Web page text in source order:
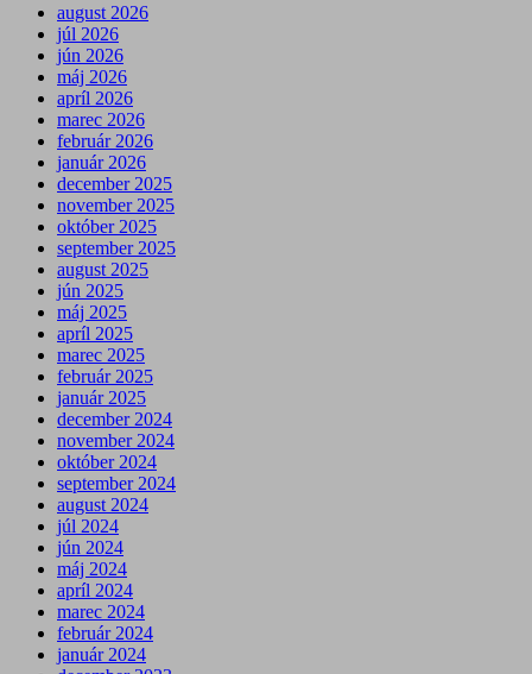
august 2026
júl 2026
jún 2026
máj 2026
apríl 2026
marec 2026
február 2026
január 2026
december 2025
november 2025
október 2025
september 2025
august 2025
jún 2025
máj 2025
apríl 2025
marec 2025
február 2025
január 2025
december 2024
november 2024
október 2024
september 2024
august 2024
júl 2024
jún 2024
máj 2024
apríl 2024
marec 2024
február 2024
január 2024